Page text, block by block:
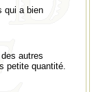
qui a bien
autres
petite quantité.